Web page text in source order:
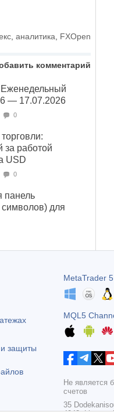
аналитика FXOpen
комментарий
— 17.07.2026
0
за работой
USD
0
панель
для
защиты
MetaTrader 5
MQL5
Не является
счетов
35